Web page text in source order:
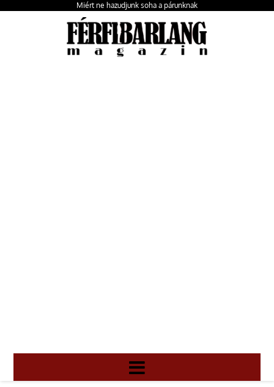
Miért ne hazudjunk soha a párunknak